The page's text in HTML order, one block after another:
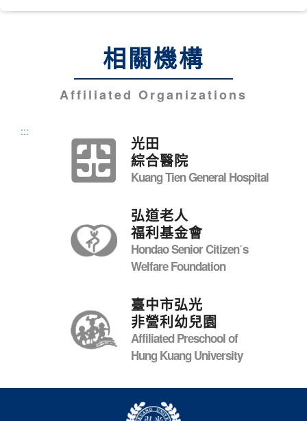
相關機構
Affiliated Organizations
:::
光田
綜合醫院
Kuang Tien General Hospital
弘道老人
福利基金會
Hondao Senior Citizenˊs
Welfare Foundation
臺中市弘光
非營利幼兒園
Affiliated Preschool of
Hung Kuang University